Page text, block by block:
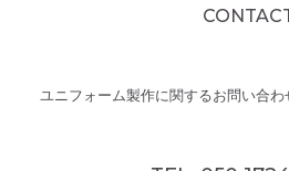
ユニフォーム製作に関するお問い合